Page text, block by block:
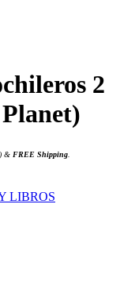
2
) & FREE Shipping
LIBROS